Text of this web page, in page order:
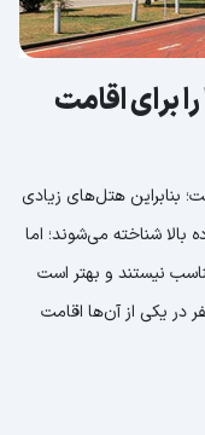
برای اقامت
بنابراین هتل‌های زیادی
بالا شناخته می‌شوند؛ اما
نیستند و بهتر است
در یکی از آن‌ها اقامت